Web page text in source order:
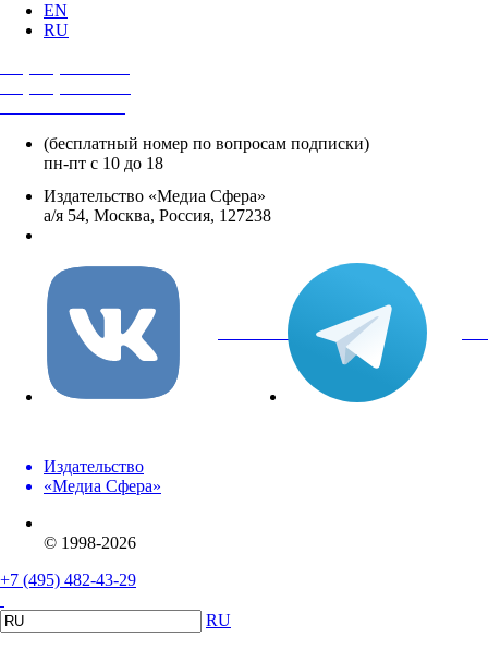
EN
RU
(бесплатный номер по вопросам подписки)
пн-пт с 10 до 18
Издательство «Медиа Сфера»
а/я 54, Москва, Россия, 127238
вКонтакте
Издательство
«Медиа Сфера»
© 1998-2026
+7 (495) 482-43-29
RU